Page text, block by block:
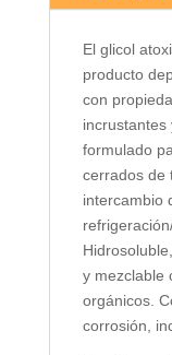
El glicol
producto
con
incrustantes
formulado
cerrados de
intercambio
y mezclable
orgánicos.
corrosión,